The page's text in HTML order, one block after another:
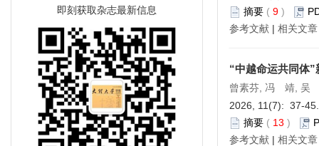
即刻获取杂志最新信息
摘要 ( 9 )
参考文献 | 相关文章
“中越命运共同体
曾素芬, 冯 靖, 吴
2026, 11(7): 37-
摘要 ( 13 )
参考文献 | 相关文章